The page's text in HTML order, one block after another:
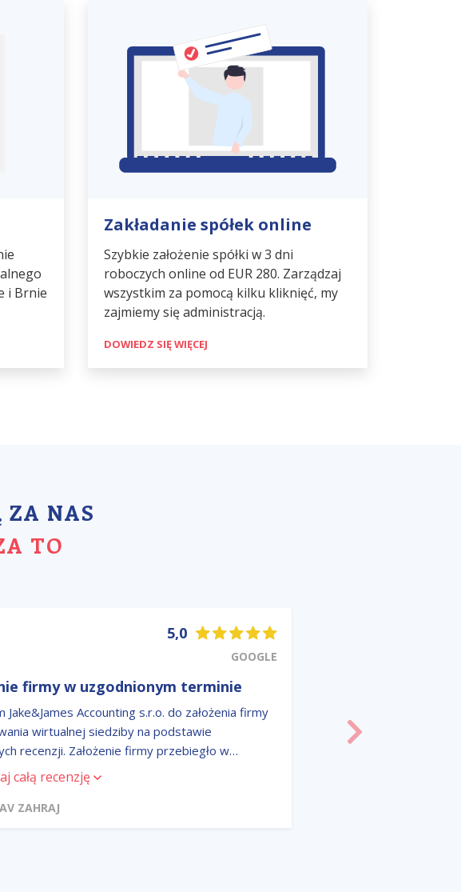
i Brnie
Zakładanie spółek online
Szybkie założenie spółki w 3 dni
roboczych online od EUR 280. Zarządzaj
wszystkim za pomocą kilku kliknięć, my
zajmiemy się administracją.
DOWIEDZ SIĘ WIĘCEJ
NAS
TO
5,0
GOOGLE
firmy w uzgodnionym terminie
Jake&James Accounting s.r.o. do założenia firmy
wirtualnej siedziby na podstawie
recenzji. Założenie firmy przebiegło w
terminie. Profesjonalne podejście, doskonała
i niezawodność są gwarancją długotrwałej
Maksymalna satysfakcja, w pełni polecam.
całą recenzję
ZAHRAJ
Następny